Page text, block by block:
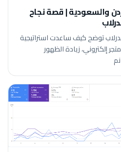
والسعودية | قصة نجاح
توضح كيف ساعدت استراتيجية
إلكتروني، زيادة الظهور